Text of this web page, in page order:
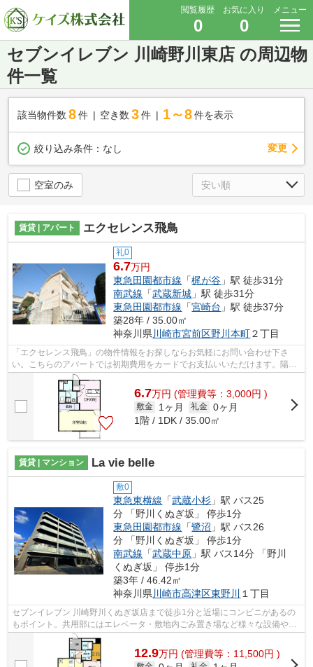
閲覧履歴
0
お気に入り
0
メニュー
セブンイレブン 川崎野川東店 の周辺物
件一覧
該当物件数 8件 空き数 3 件 1～8 件を表示
絞り込み条件： なし 変更
空室のみ
賃貸 | アパート エクセレンス飛鳥
礼0
6.7万円
東急田園都市線 「梶が谷 」駅 徒歩31分
南武線 「武蔵新城 」駅 徒歩31分
東急田園都市線 「宮崎台 」駅 徒歩37分
築28年 / 35.00㎡
神奈川県 川崎市宮前区野川本町２丁目
「エクセレンス飛鳥」の物件情報をお探しならお気軽にお問い合わせ下さ
い。こちらのアパートでは初期費用をカードでお支払いいただけます。陽当
たりが良いので、冬も暖かく快適に過ご...
6.7万円 (管理費等：3,000円 )
敷金 1ヶ月 礼金 0ヶ月
1階 / 1DK / 35.00㎡
賃貸 | マンション La vie belle
敷0
東急東横線 「武蔵小杉 」駅 バス25
分 「野川くぬぎ坂」 停歩1分
東急田園都市線 「鷺沼 」駅 バス26
分 「野川くぬぎ坂」 停歩1分
南武線 「武蔵中原 」駅 バス14分 「野川
くぬぎ坂」 停歩1分
築3年 / 46.42㎡
神奈川県 川崎市高津区東野川 １丁目
セブンイレブン 川崎野川くぬぎ坂店まで徒歩1分と近場にコンビニがあるの
もポイント。共用部にはエレベータ・敷地内ごみ置き場など様々な設備やサ
ービスが揃っているので便利です。築5...
12.9万円 (管理費等：11,500円 )